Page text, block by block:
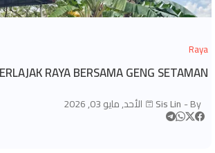
Raya
RAYA BERSAMA GENG SETAMAN
By -
Sis Lin الأحد, مايو 03, 2026